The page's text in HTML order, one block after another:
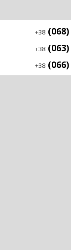
+38(068)
+38(063)
+38(066)